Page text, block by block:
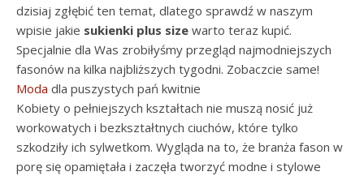
dzisiaj zgłębić ten temat, dlatego sprawdź w naszym
wpisie jakie sukienki plus size warto teraz kupić.
Specjalnie dla Was zrobiłyśmy przegląd najmodniejszych
fasonów na kilka najbliższych tygodni. Zobaczcie same!
Moda dla puszystych pań kwitnie
Kobiety o pełniejszych kształtach nie muszą nosić już
workowatych i bezkształtnych ciuchów, które tylko
szkodziły ich sylwetkom. Wygląda na to, że branża fason w
porę się opamiętała i zaczęła tworzyć modne i stylowe